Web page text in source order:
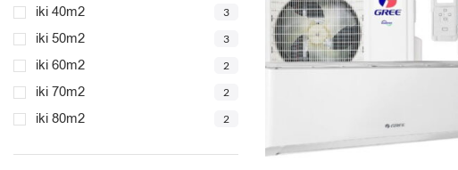
iki 40m2 3
iki 50m2 3
iki 60m2 2
iki 70m2 2
iki 80m2 2